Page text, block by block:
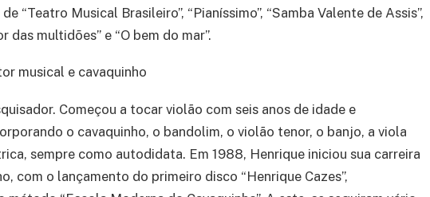
“Teatro Musical Brasileiro”, “Pianíssimo”, “Samba Valente de Assis”,
das multidões” e “O bem do mar”.
musical e cavaquinho
Começou a tocar violão com seis anos de idade e
o cavaquinho, o bandolim, o violão tenor, o banjo, a viola
sempre como autodidata. Em 1988, Henrique iniciou sua carreira
com o lançamento do primeiro disco “Henrique Cazes”,